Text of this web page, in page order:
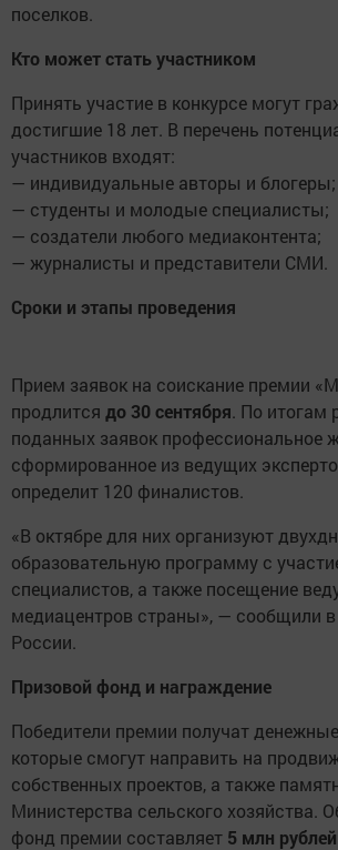
поселков.
Кто может стать участником
Принять участие в конкурсе могут
достигшие 18 лет. В перечень
участников входят:
— индивидуальные авторы и блогеры;
— студенты и молодые специалисты;
— создатели любого медиаконтента;
— журналисты и представители СМИ.
Сроки и этапы проведения
Прием заявок на соискание премии
продлится до 30 сентября. По итогам
поданных заявок профессиональное
сформированное из ведущих
определит 120 финалистов.
«В октябре для них организуют
образовательную программу с
специалистов, а также посещение
медиацентров страны», — сообщили
России.
Призовой фонд и награждение
Победители премии получат
которые смогут направить на
собственных проектов, а также
Министерства сельского хозяйства.
фонд премии составляет 5 млн рублей